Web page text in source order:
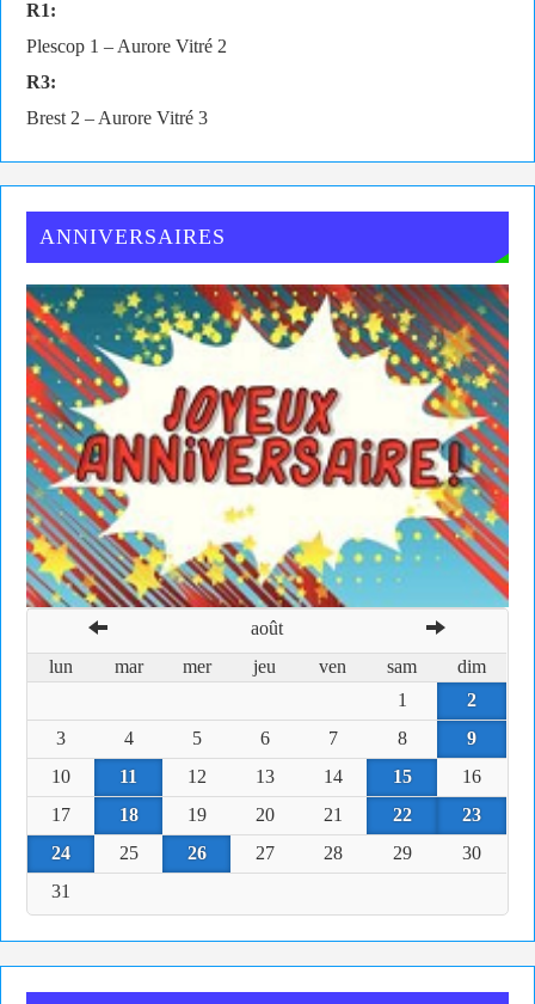
R1:
Plescop 1 – Aurore Vitré 2
R3:
Brest 2 – Aurore Vitré 3
ANNIVERSAIRES
août
lun
mar mer jeu ven sam
dim
1
2
3
4 5 6 7 8
9
10
11 12 13 14 15
16
17
18 19 20 21 22
23
24
25 26 27 28 29
30
31